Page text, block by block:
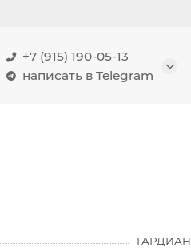
+7 (915) 190-05-13
написать в Telegram
ГАРДИАН